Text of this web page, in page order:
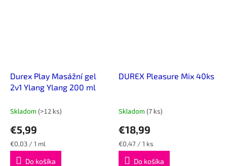
Durex Play Masážní gel
2v1 Ylang Ylang 200 ml
Skladom (>12 ks)
€5,99
Jednotková
cena:
€0,03 / 1 ml
Do košíka
DUREX Pleasure Mix 40ks
Skladom (7 ks)
€18,99
Jednotková
cena:
€0,47 / 1 ks
Do košíka